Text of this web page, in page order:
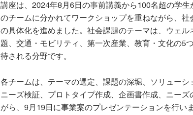
講座は、2024年8月6日の事前講義から100名超の学
のチームに分かれてワークショップを重ねながら、
の具体化を進めました。社会課題のテーマは、ウェ
題、交通・モビリティ、第一次産業、教育・文化の5
待される分野です。
各チームは、テーマの選定、課題の深堀、ソリュー
ニーズ検証、プロトタイプ作成、企画書作成、ニー
がら、9月19日に事業案のプレゼンテーションを行い